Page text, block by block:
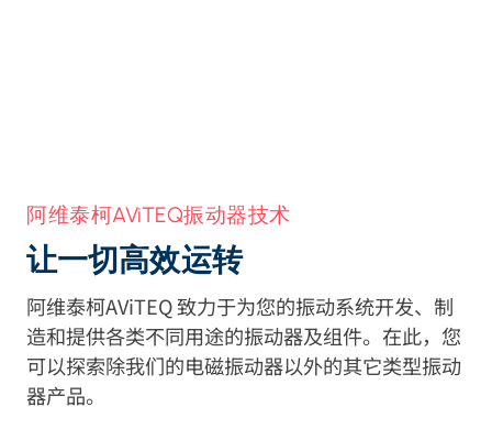
阿维泰柯AViTEQ振动器技术
让一切高效运转
阿维泰柯AViTEQ 致力于为您的振动系统开发、制
造和提供各类不同用途的振动器及组件。在此，您
可以探索除我们的电磁振动器以外的其它类型振动
器产品。